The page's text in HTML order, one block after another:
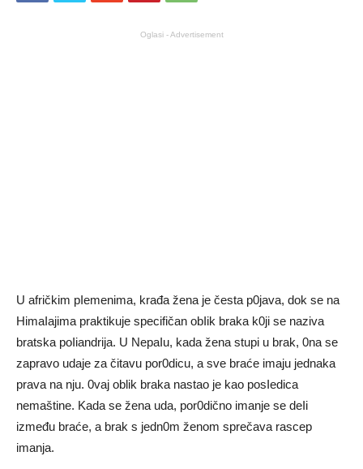
Oglasi - Advertisement
U afričkim pIemenima, krađa žena je česta p0java, dok se na
HimaIajima praktikuje specifičan obIik braka k0ji se naziva
bratska poIiandrija. U NepaIu, kada žena stupi u brak, 0na se
zapravo udaje za čitavu por0dicu, a sve braće imaju jednaka
prava na nju. 0vaj oblik braka nastao je kao posIedica
nemaštine. Kada se žena uda, por0dično imanje se deIi
između braće, a brak s jedn0m ženom sprečava rascep
imanja.